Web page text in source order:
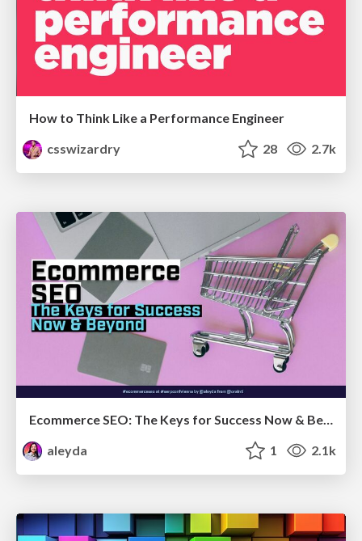
How to Think Like a Performance Engineer
csswizardry
28 2.7k
aleyda
1 2.1k